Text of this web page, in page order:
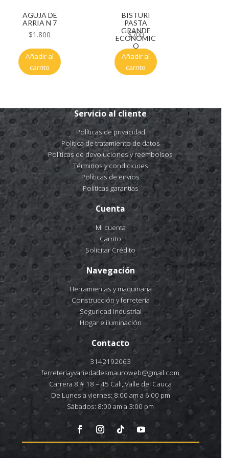
AGUJA DE
ARRIA N 7
$1.800
Añadir al
carrito
BISTURI
PASTA
GRANDE
ECONOMIC
O
$700
Añadir al
carrito
Servicio al cliente
Políticas de privacidad
Política de tratamiento de datos
Políticas de devoluciones y reembolsos
Términos y condiciones
Políticas de envíos
Políticas garantías
Cuenta
Mi cuenta
Carrito
Solicitar Crédito
Navegación
Herramientas y maquinaría
Construcción y ferretería
Seguridad industrial
Hogar e iluminación
Contacto
3142192063
ferreteriayvariedadesmauroweb@gmail.com
Carrera 8 # 18 – 45 Cali, Valle del Cauca
De Lunes a viernes: 8:00 am a 6:00 pm
Sábados: 8:00 am a 3:00 pm